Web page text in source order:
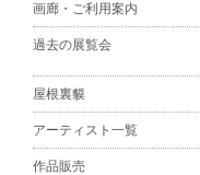
画廊・ご利用案内
過去の展覧会
屋根裏貘
アーティスト一覧
作品販売